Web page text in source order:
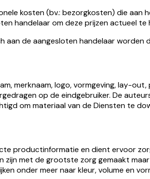
kosten (bv.: bezorgkosten) die
handelaar om deze prijzen actueel te
aan de aangesloten handelaar
merknaam, logo, vormgeving, lay-
op de eindgebruiker. De
om materiaal van de Diensten te
productinformatie en dient ervoor
zijn met de grootste zorg gemaakt
onder meer naar kleur, volume en